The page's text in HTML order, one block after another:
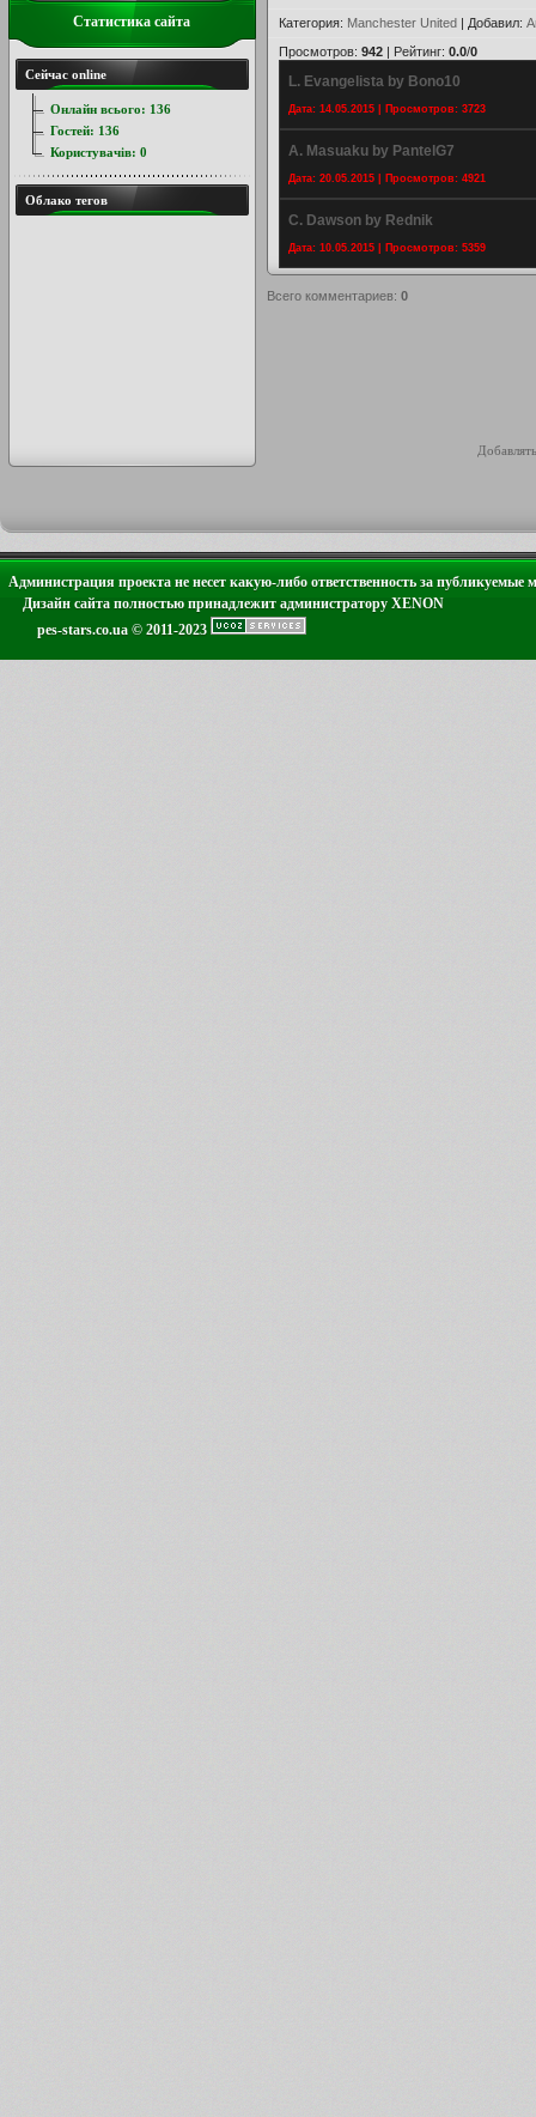
Категория: Manchester United | Добавил:
Просмотров: 942 | Рейтинг: 0.0/0
L. Evangelista by Bono10
Дата: 14.05.2015 | Просмотров: 3723
A. Masuaku by PantelG7
Дата: 20.05.2015 | Просмотров: 4921
C. Dawson by Rednik
Дата: 10.05.2015 | Просмотров: 5359
Всего комментариев: 0
Статистика сайта
Сейчас online
Онлайн всього: 136
Гостей: 136
Користувачів: 0
Облако тегов
Администрация проекта не несет какую-либо ответственность за публикуемые
Дизайн сайта полностью принадлежит администратору XENON
pes-stars.co.ua © 2011-2023